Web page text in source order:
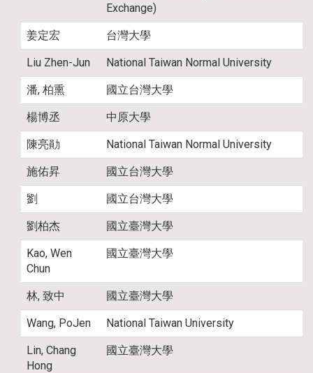
Exchange)
姜定宏 台灣大學
Liu Zhen-Jun National Taiwan Normal University
潘, 柏熏 國立台灣大學
楊博丞 中原大學
陳亮勛 National Taiwan Normal University
施佑昇 國立台灣大學
劉 國立台灣大學
劉柏杰 國立臺灣大學
Kao, Wen
Chun
國立臺灣大學
林, 致中 國立臺灣大學
Wang, PoJen National Taiwan University
Lin, Chang
Hong
國立臺灣大學